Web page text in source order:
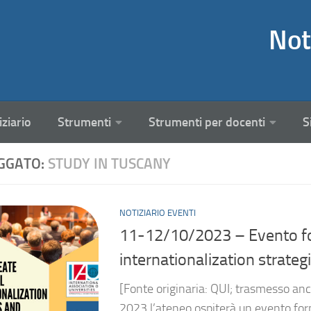
Strumenti Strumenti per docenti
STUDY IN TUSCANY
NOTIZIARIO EVENTI
11-12/10/2023 – Evento
internationalization
[Fonte originaria: QUI; trasmesso